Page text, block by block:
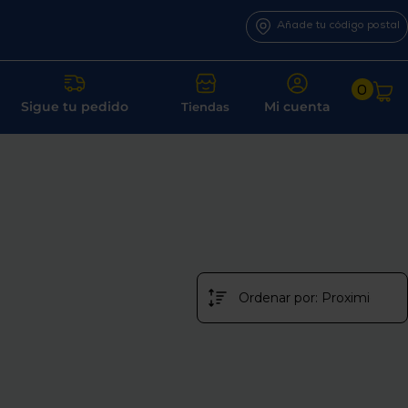
Añade tu código postal
Sigue tu pedido Tiendas Mi cuenta
0